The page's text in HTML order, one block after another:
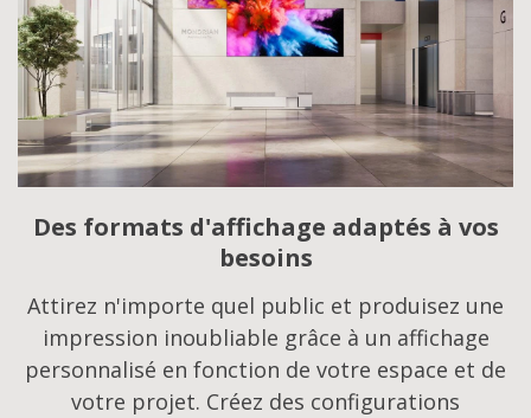
Des formats d'affichage adaptés à vos
besoins
Attirez n'importe quel public et produisez une
impression inoubliable grâce à un affichage
personnalisé en fonction de votre espace et de
votre projet. Créez des configurations